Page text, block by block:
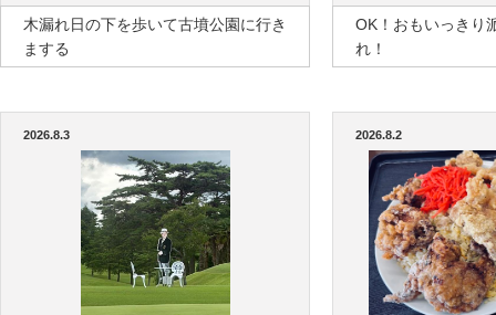
木漏れ日の下を歩いて古墳公園に行き
まする
OK！おもいっきり
れ！
2026.8.3 2026.8.2